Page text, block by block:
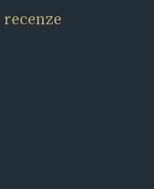
recenze